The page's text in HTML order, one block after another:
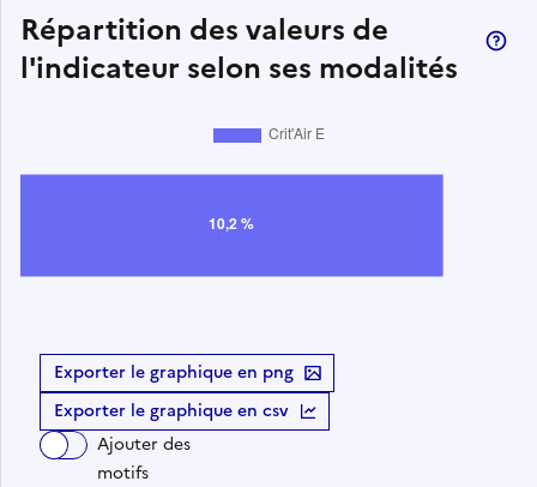
Répartition des valeurs de
l'indicateur selon ses modalités
Exporter le graphique en png
Exporter le graphique en csv
Ajouter des
motifs